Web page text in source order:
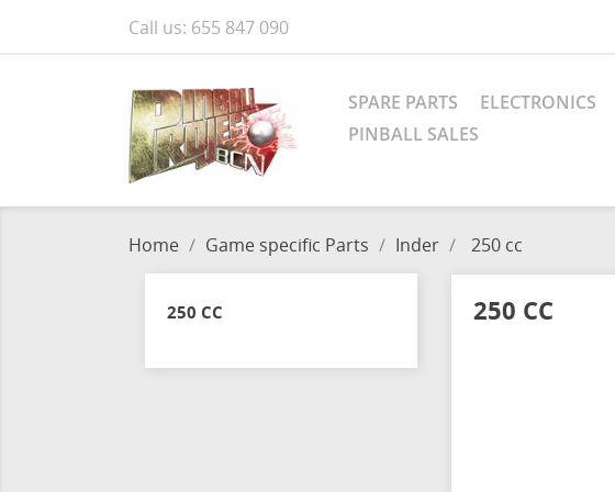
Call us: 655 847 090
SPARE PARTS ELECTRONICS
PINBALL SALES
Home Game specific Parts Inder 250 cc
250 CC 250 CC